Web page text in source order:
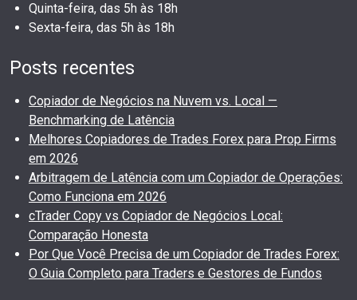
Quinta-feira, das 5h às 18h
Sexta-feira, das 5h às 18h
Posts recentes
Copiador de Negócios na Nuvem vs. Local —
Benchmarking de Latência
Melhores Copiadores de Trades Forex para Prop Firms
em 2026
Arbitragem de Latência com um Copiador de Operações:
Como Funciona em 2026
cTrader Copy vs Copiador de Negócios Local:
Comparação Honesta
Por Que Você Precisa de um Copiador de Trades Forex:
O Guia Completo para Traders e Gestores de Fundos